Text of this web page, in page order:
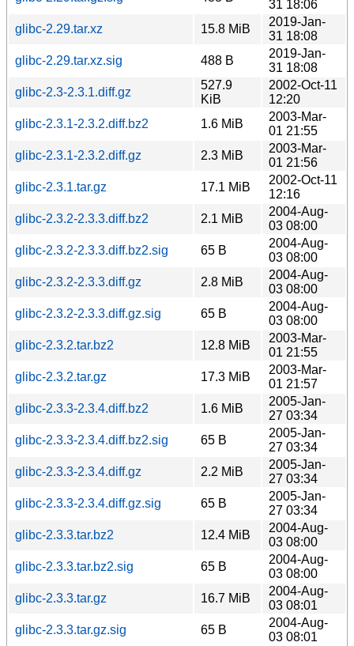
31 18:06
glibc-2.29.tar.xz
15.8 MiB
2019-Jan-
31 18:08
glibc-2.29.tar.xz.sig
488 B
2019-Jan-
31 18:08
glibc-2.3-2.3.1.diff.gz
527.9
KiB
2002-Oct-11
12:20
glibc-2.3.1-2.3.2.diff.bz2
1.6 MiB
2003-Mar-
01 21:55
glibc-2.3.1-2.3.2.diff.gz
2.3 MiB
2003-Mar-
01 21:56
glibc-2.3.1.tar.gz
17.1 MiB
2002-Oct-11
12:16
glibc-2.3.2-2.3.3.diff.bz2
2.1 MiB
2004-Aug-
03 08:00
glibc-2.3.2-2.3.3.diff.bz2.sig
65 B
2004-Aug-
03 08:00
glibc-2.3.2-2.3.3.diff.gz
2.8 MiB
2004-Aug-
03 08:00
glibc-2.3.2-2.3.3.diff.gz.sig
65 B
2004-Aug-
03 08:00
glibc-2.3.2.tar.bz2
12.8 MiB
2003-Mar-
01 21:55
glibc-2.3.2.tar.gz
17.3 MiB
2003-Mar-
01 21:57
glibc-2.3.3-2.3.4.diff.bz2
1.6 MiB
2005-Jan-
27 03:34
glibc-2.3.3-2.3.4.diff.bz2.sig
65 B
2005-Jan-
27 03:34
glibc-2.3.3-2.3.4.diff.gz
2.2 MiB
2005-Jan-
27 03:34
glibc-2.3.3-2.3.4.diff.gz.sig
65 B
2005-Jan-
27 03:34
glibc-2.3.3.tar.bz2
12.4 MiB
2004-Aug-
03 08:00
glibc-2.3.3.tar.bz2.sig
65 B
2004-Aug-
03 08:00
glibc-2.3.3.tar.gz
16.7 MiB
2004-Aug-
03 08:01
glibc-2.3.3.tar.gz.sig
65 B
2004-Aug-
03 08:01